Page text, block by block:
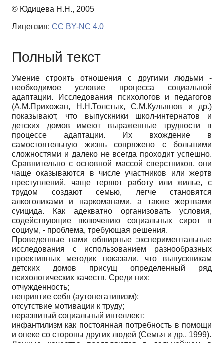
© Юдицева Н.Н., 2005
Лицензия: CC BY-NC 4.0
Полный текст
Умение строить отношения с другими людьми -
необходимое условие процесса социальной
адаптации. Исследования психологов и педагогов
(А.М.Прихожан, Н.Н.Толстых, С.М.Кульянов и др.)
показывают, что выпускники школ-интернатов и
детских домов имеют выраженные трудности в
процессе адаптации. Их вхождение в
самостоятельную жизнь сопряжено с большими
сложностями и далеко не всегда проходит успешно.
Сравнительно с основной массой сверстников, они
чаще оказываются в числе участников или жертв
преступлений, чаще теряют работу или жилье, с
трудом создают семью, легче становятся
алкоголиками и наркоманами, а также жертвами
суицида. Как адекватно организовать условия,
содействующие включению социальных сирот в
социум, - проблема, требующая решения.
Проведенные нами обширные экспериментальные
исследования с использованием разнообразных
проективных методик показали, что выпускникам
детских домов присущ определенный ряд
психологических качеств. Среди них:
отчужденность;
неприятие себя (аутонегативизм);
отсутствие мотивации к труду;
неразвитый социальный интеллект;
инфантилизм как постоянная потребность в помощи
и опеке со стороны других людей (Семья и др., 1999).